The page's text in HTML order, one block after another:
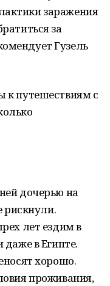
заражения
за
Гузель
к путешествиям с
дочерью на
рискнули.
лет ездим в
в Египте.
хорошо.
проживания,